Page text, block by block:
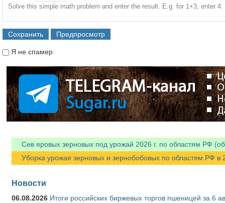
Solve this simple math problem and enter the result. E.g. for 1+3, enter 4.
Я не спамер
Я спамер
Сев яровых зерновых под урожай 2026 г. по областям РФ
Уборка урожая зерновых и зернобобовых по областям РФ в
Новости
06.08.2026 Итоги российских биржевых торгов пшеницей за 6